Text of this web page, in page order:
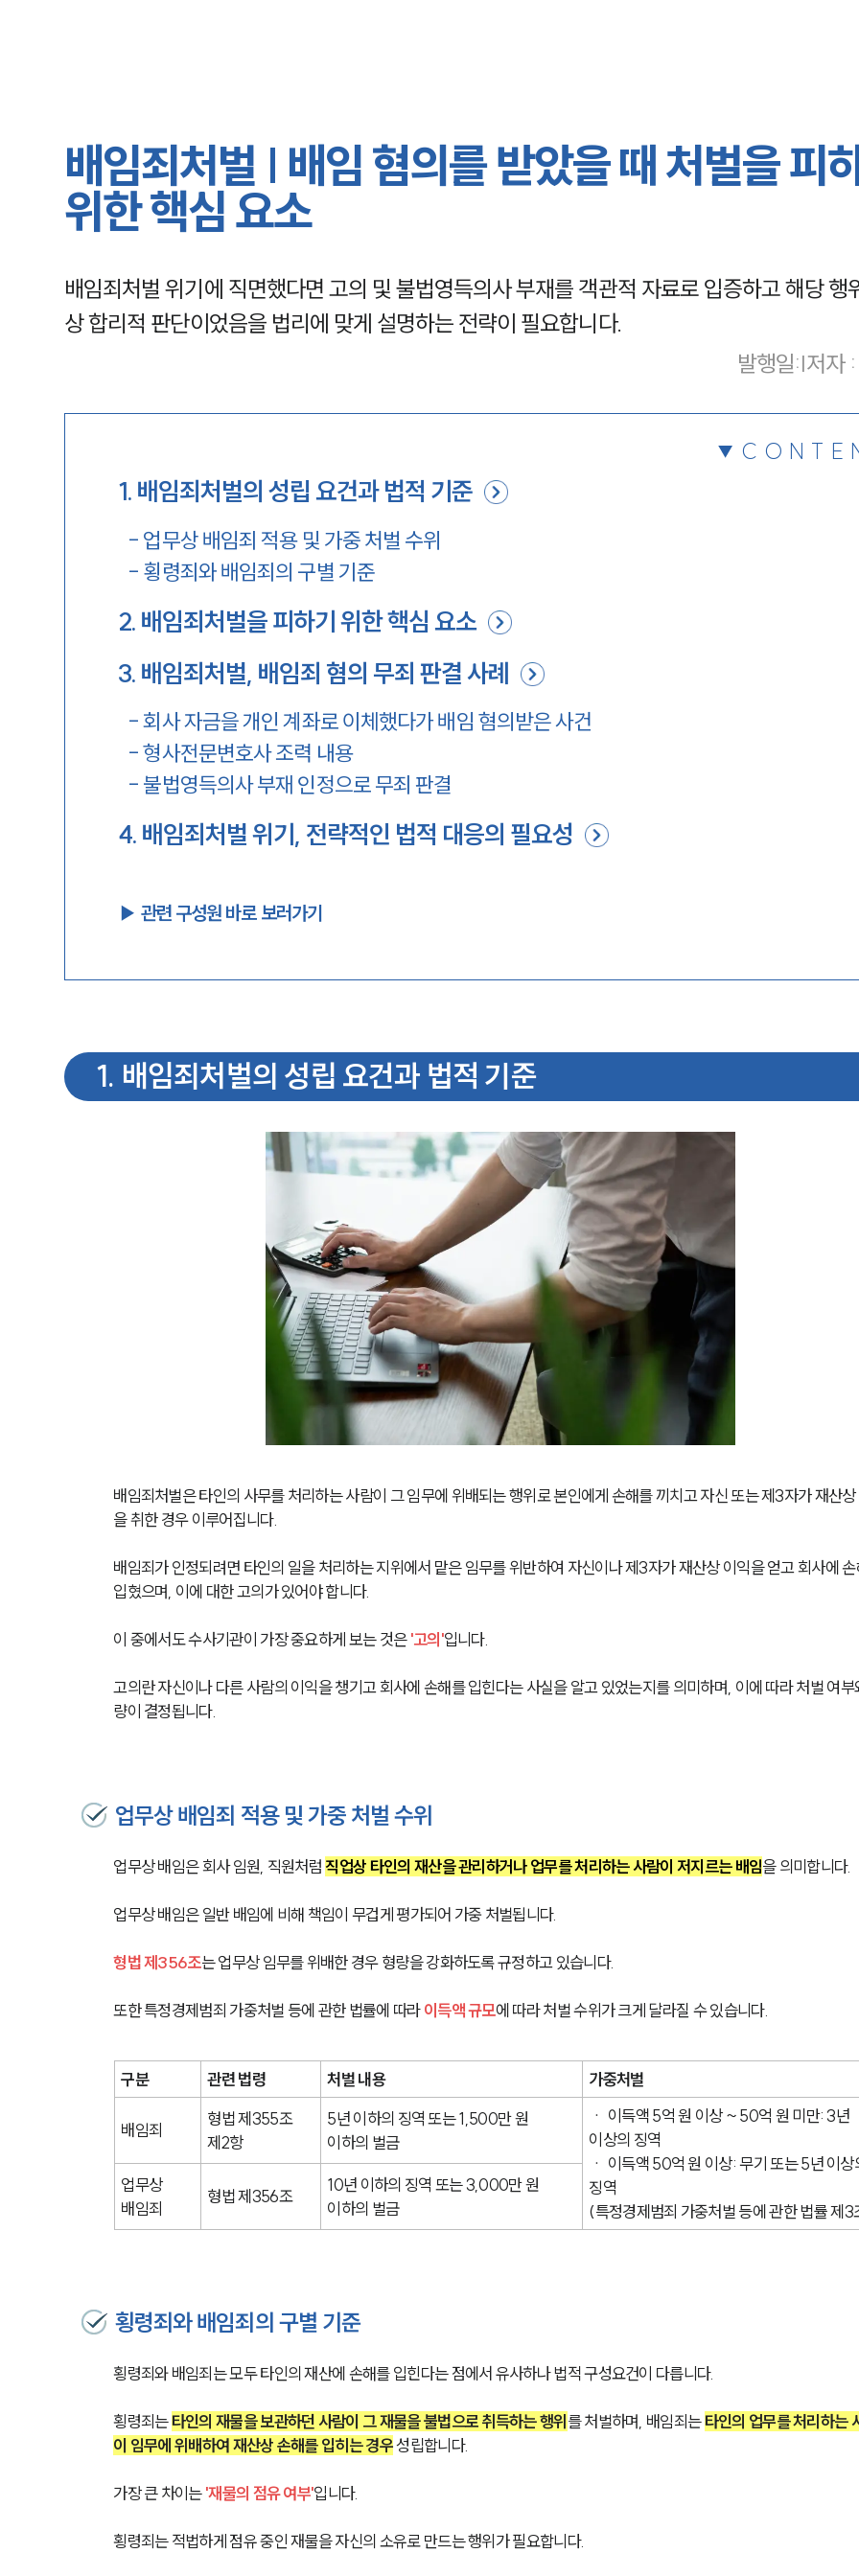
배임죄처벌 | 배임 혐의를 받았을 때 처벌을 피
위한 핵심 요소
배임죄처벌 위기에 직면했다면 고의 및 불법영득의사 부재를 객관적 자료로 입증하고 해당 행
상 합리적 판단이었음을 법리에 맞게 설명하는 전략이 필요합니다.
발행일:|저자 :
1. 배임죄처벌의 성립 요건과 법적 기준
- 업무상 배임죄 적용 및 가중 처벌 수위
- 횡령죄와 배임죄의 구별 기준
2. 배임죄처벌을 피하기 위한 핵심 요소
3. 배임죄처벌, 배임죄 혐의 무죄 판결 사례
-회사 자금을 개인 계좌로 이체했다가 배임 혐의받은 사건
-형사전문변호사 조력 내용
- 불법영득의사 부재 인정으로 무죄 판결
4. 배임죄처벌 위기, 전략적인 법적 대응의 필요성
▶︎ 관련 구성원 바로 보러가기
1. 배임죄처벌의 성립 요건과 법적 기준
배임죄처벌은 타인의 사무를 처리하는 사람이 그 임무에 위배되는 행위로 본인에게 손해를 끼치고 자신 또는 제3자가 재산
을 취한 경우 이루어집니다.
배임죄가 인정되려면 타인의 일을 처리하는 지위에서 맡은 임무를 위반하여 자신이나 제3자가 재산상 이익을 얻고 회사에
입혔으며, 이에 대한 고의가 있어야 합니다.
이 중에서도 수사기관이 가장 중요하게 보는 것은 '고의'입니다.
고의란 자신이나 다른 사람의 이익을 챙기고 회사에 손해를 입힌다는 사실을 알고 있었는지를 의미하며, 이에 따라 처벌 여부
량이 결정됩니다.
업무상 배임죄 적용 및 가중 처벌 수위
업무상 배임은 회사 임원, 직원처럼 직업상 타인의 재산을 관리하거나 업무를 처리하는 사람이 저지르는 배임을 의미합니다.
업무상 배임은 일반 배임에 비해 책임이 무겁게 평가되어 가중 처벌됩니다.
형법 제356조는 업무상 임무를 위배한 경우 형량을 강화하도록 규정하고 있습니다.
또한 특정경제범죄 가중처벌 등에 관한 법률에 따라 이득액 규모에 따라 처벌 수위가 크게 달라질 수 있습니다.
구분 관련 법령 처벌 내용 가중처벌
배임죄
형법 제355조
제2항
5년 이하의 징역 또는 1,500만 원
이하의 벌금
ㆍ 이득액 5억 원 이상 ~ 50억 원 미만: 3년
이상의 징역
ㆍ 이득액 50억 원 이상: 무기 또는 5년 이상
징역
(특정경제범죄 가중처벌 등에 관한 법률 제3
업무상
배임죄
형법 제356조
10년 이하의 징역 또는 3,000만 원
이하의 벌금
횡령죄와 배임죄의 구별 기준
횡령죄와 배임죄는 모두 타인의 재산에 손해를 입힌다는 점에서 유사하나 법적 구성요건이 다릅니다.
횡령죄는 타인의 재물을 보관하던 사람이 그 재물을 불법으로 취득하는 행위를 처벌하며, 배임죄는 타인의 업무를 처리하는
이 임무에 위배하여 재산상 손해를 입히는 경우 성립합니다.
가장 큰 차이는 '재물의 점유 여부'입니다.
횡령죄는 적법하게 점유 중인 재물을 자신의 소유로 만드는 행위가 필요합니다.